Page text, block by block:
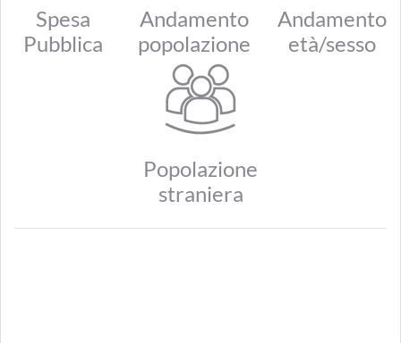
Spesa
Pubblica
Andamento
popolazione
Andamento
età/sesso
Popolazione
straniera